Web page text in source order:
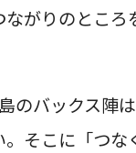
ながりのところ
のバックス陣
。そこに「つな